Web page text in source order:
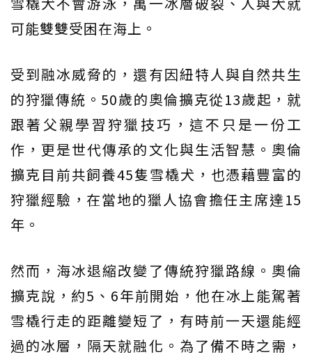
可能雙雙受困在海上。
受到融冰威脅的，還有因紐特人與自然共生
的狩獵傳統。50歲的奧倫擴克從13歲起，就
跟著父親學習狩獵技巧，這不只是一份工
作，更是世代傳承的文化與生活智慧。奧倫
擴克目前共飼養45隻雪橇犬，也憑藉豐富的
狩獵經驗，在當地的獵人協會擔任主席達15
年。
然而，海冰退縮改變了傳統狩獵路線。奧倫
擴克說，約5、6年前開始，他在冰上能駕著
雪橇行走的距離變短了，有時前一天還能經
過的冰層，隔天就融化。為了備不時之需，